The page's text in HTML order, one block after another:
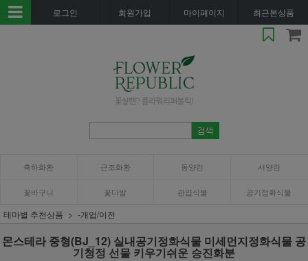
로그인 회원가입 마이페이지 최근본상품
축하화환 근조화환 동양란 서양란
꽃바구니 꽃다발 관엽식물 공기정화식물
테마별 추천상품 -개업/이전
몬스테라 중형(BJ_12) 실내공기정화식물 미세먼지정화식물 공
기청정 선물 키우기쉬운 승진화분